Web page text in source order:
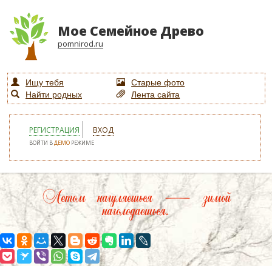
Мое Семейное Древо
pomnirod.ru
Ищу тебя
Старые фото
Найти родных
Лента сайта
РЕГИСТРАЦИЯ ВХОД
ВОЙТИ ВДЕМО РЕЖИМЕ
Летом нагуляешься — зимой
наголодаешься.